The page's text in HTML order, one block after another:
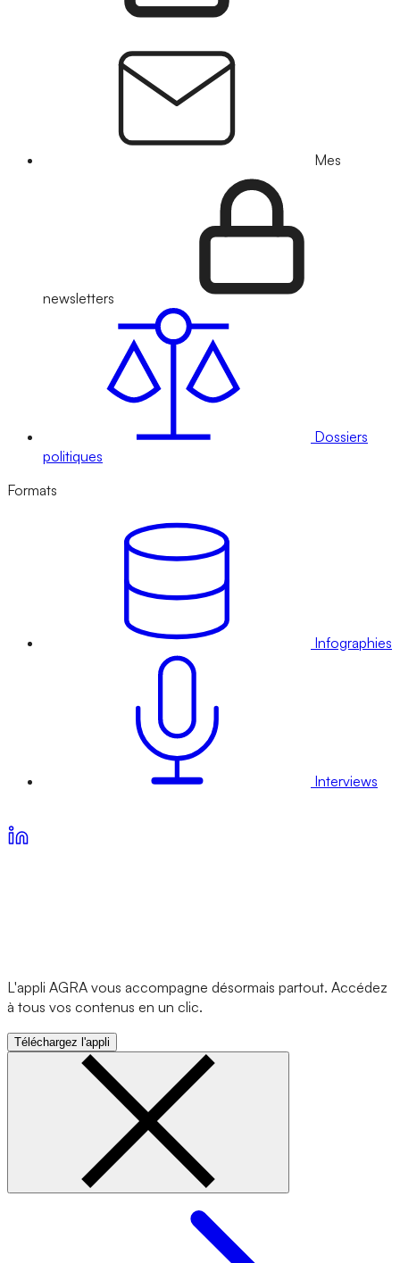
Mes
newsletters
Dossiers
politiques
Formats
Infographies
Interviews
L'appli AGRA vous accompagne désormais partout. Accédez
à tous vos contenus en un clic.
Téléchargez l'appli